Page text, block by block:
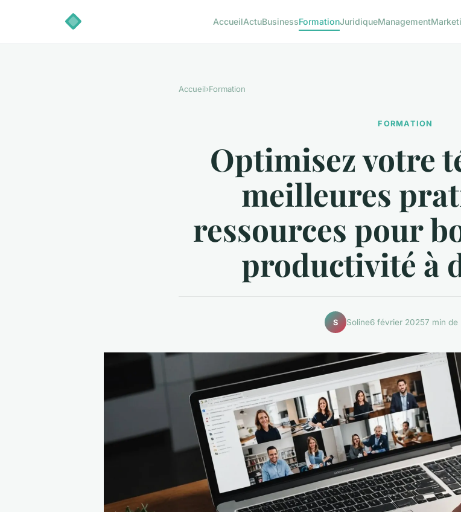
AccueilActuBusinessFormationJuridiqueManagement
Accueil›Formation
FORMATION
Optimisez votre
meilleures
ressources pour
productivité à
S Soline6 février 20257 min de